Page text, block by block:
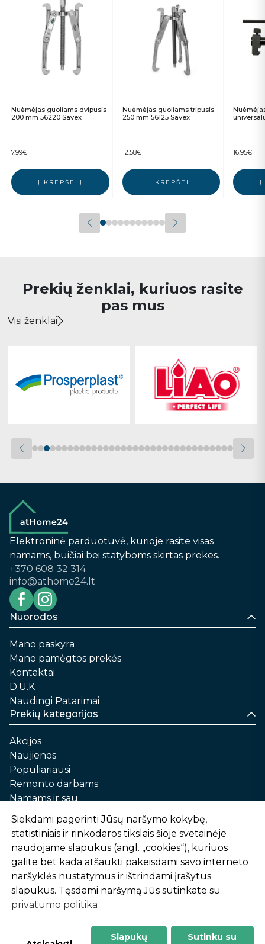
Nuėmėjas guoliams dvipusis
200 mm 56220 Savex
7.99€
Į KREPŠELĮ
Nuėmėjas guoliams tripusis
250 mm 56125 Savex
12.58€
Į KREPŠELĮ
16.95€
Į
Prekių ženklai, kuriuos rasite
pas mus
Visi ženklai
Elektroninė parduotuvė, kurioje rasite visas
namams, buičiai bei statyboms skirtas prekes.
+370 608 32 314
info@athome24.lt
Nuorodos
Mano paskyra
Mano pamėgtos prekės
Kontaktai
D.U.K
Naudingi Patarimai
Prekių kategorijos
Akcijos
Naujienos
Populiariausi
Remonto darbams
Namams ir sau
Automobilių priežiūrai
Sodui ir daržui
Informacija
Apie mus
Prekių pirkimo – pardavimo taisyklės
Prekių pristatymas ir atsiėmimas
Garantinis aptarnavimas ir prekių grąžinimas
Privatumo politika
Siekdami pagerinti Jūsų naršymo kokybę,
statistiniais ir rinkodaros tikslais šioje svetainėje
naudojame slapukus (angl. „cookies“), kuriuos
galite bet kada atšaukti pakeisdami savo interneto
naršyklės nustatymus ir ištrindami įrašytus
slapukus. Tęsdami naršymą Jūs sutinkate su
privatumo politika
Slapukų Sutinku su